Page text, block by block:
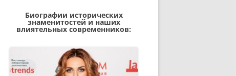
Биографии исторических
знаменитостей и наших
влиятельных современников: